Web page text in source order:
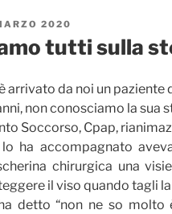
2020
tutti sulla
arrivato da noi un
non conosciamo la sua
Soccorso, Cpap,
lo ha accompagnato
chirurgica una
il viso quando tagli
detto “non ne so